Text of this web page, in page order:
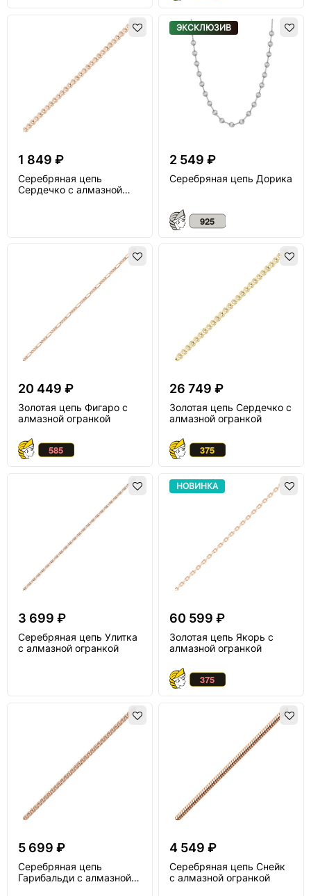
1 849 ₽
Серебряная цепь
Сердечко с алмазной
ЭКСКЛЮЗИВ
2 549 ₽
Серебряная цепь Дорика
20 449 ₽
Золотая цепь Фигаро с
алмазной огранкой
26 749 ₽
Золотая цепь Сердечко с
алмазной огранкой
3 699 ₽
Серебряная цепь Улитка
с алмазной огранкой
НОВИНКА
60 599 ₽
Золотая цепь Якорь с
алмазной огранкой
5 699 ₽
Серебряная цепь
Гарибальди с алмазной
4 549 ₽
Серебряная цепь Снейк
с алмазной огранкой